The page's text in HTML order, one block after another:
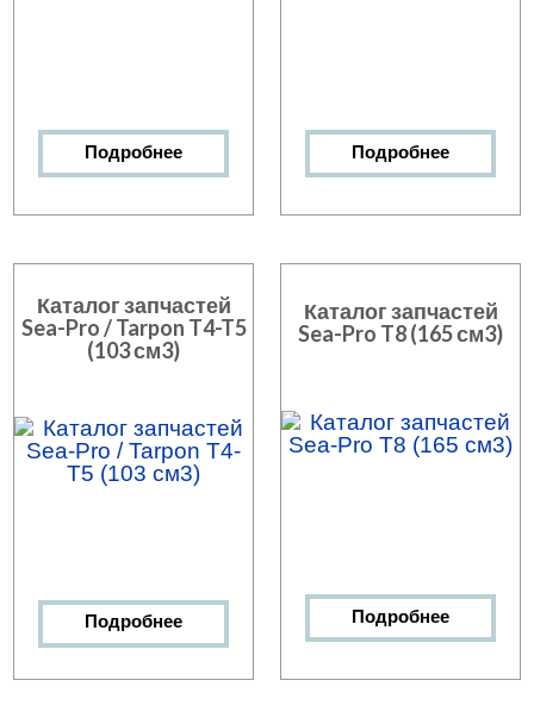
Подробнее Подробнее
Каталог запчастей
Sea-Pro / Tarpon T4-T5
(103 см3)
Подробнее
Каталог запчастей
Sea-Pro T8 (165 см3)
Подробнее